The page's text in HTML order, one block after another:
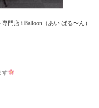
門店 i Balloon（あい ばる〜ん）
す